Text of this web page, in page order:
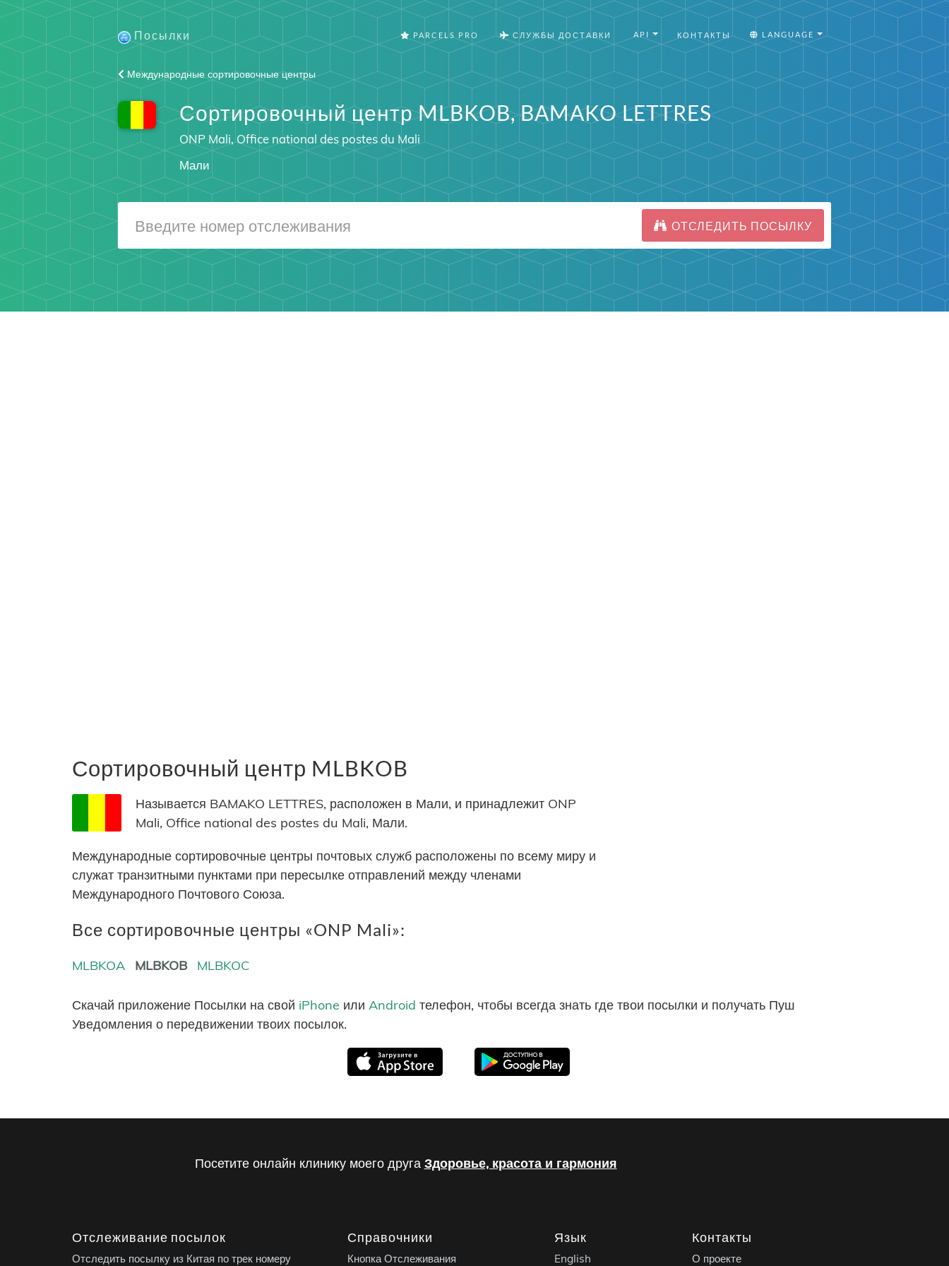
Посылки PARCELS PRO СЛУЖБЫ ДОСТАВКИ API КОНТАКТЫ LANGUAGE
Международные сортировочные центры
Сортировочный центр MLBKOB, BAMAKO LETTRES
ONP Mali, Office national des postes du Mali
Мали
ОТСЛЕДИТЬ ПОСЫЛКУ
Сортировочный центр MLBKOB
Называется BAMAKO LETTRES, расположен в Мали, и принадлежит ONP
Mali, Office national des postes du Mali, Мали.
Международные сортировочные центры почтовых служб расположены по всему миру и
служат транзитными пунктами при пересылке отправлений между членами
Международного Почтового Союза.
Все сортировочные центры «ONP Mali»:
MLBKOA MLBKOB MLBKOC
Скачай приложение Посылки на свой iPhone или Android телефон, чтобы всегда знать где твои посылки и получать Пуш
Уведомления о передвижении твоих посылок.
Посетите онлайн клинику моего друга Здоровье, красота и гармония
Отслеживание посылок
Отследить посылку из Китая по трек номеру
Справочники
Кнопка Отслеживания
Язык
English
Контакты
О проекте